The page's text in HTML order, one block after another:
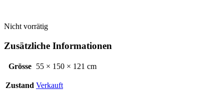
Nicht vorrätig
Zusätzliche Informationen
Grösse 55 × 150 × 121 cm
Zustand Verkauft